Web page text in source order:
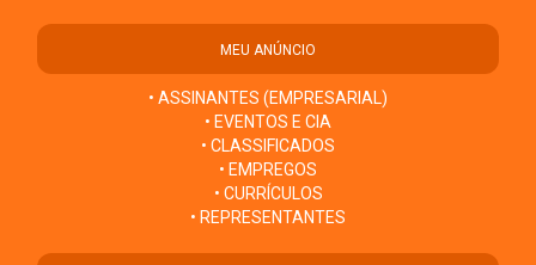
MEU ANÚNCIO
• ASSINANTES (EMPRESARIAL)
• EVENTOS E CIA
• CLASSIFICADOS
• EMPREGOS
• CURRÍCULOS
• REPRESENTANTES